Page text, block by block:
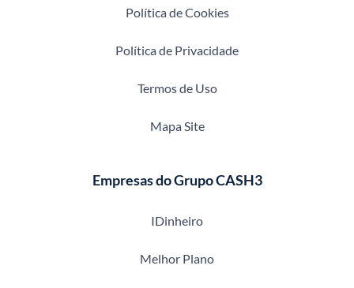
Política de Cookies
Política de Privacidade
Termos de Uso
Mapa Site
Empresas do Grupo CASH3
IDinheiro
Melhor Plano